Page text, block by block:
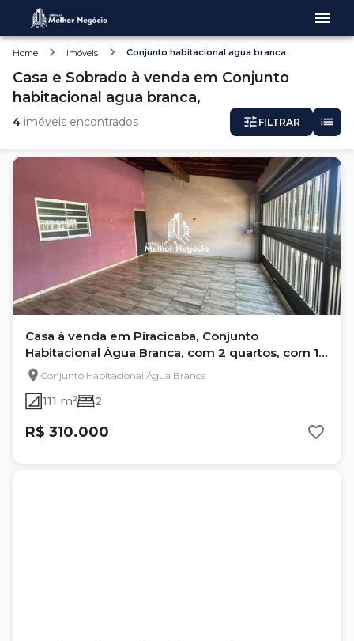
Home Imóveis Conjunto habitacional agua branca
Casa e Sobrado à venda em Conjunto
habitacional agua branca,
4 imóveis encontrados FILTRAR
Casa à venda em Piracicaba, Conjunto
Habitacional Água Branca, com 2 quartos, com 111
m²Conjunto Habitacional Água Branca
111 m² 2
R$ 310.000